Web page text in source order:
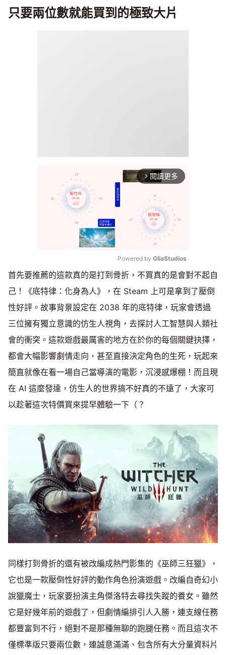
只要兩位數就能買到的極致大片
arrow_forward_ios 閱讀更多
Mute
Powered by GliaStudios
首先要推薦的這款真的是打到骨折，不買真的是會對不起自
己！《底特律：化身為人》，在 Steam 上可是拿到了壓倒
性好評。故事背景設定在 2038 年的底特律，玩家會透過
三位擁有獨立意識的仿生人視角，去探討人工智慧與人類社
會的衝突。這款遊戲最厲害的地方在於你的每個關鍵抉擇，
都會大幅影響劇情走向，甚至直接決定角色的生死，玩起來
簡直就像在看一場自己當導演的電影，沉浸感爆棚！而且現
在 AI 這麼發達，仿生人的世界搞不好真的不遠了，大家可
以趁著這次特價買來提早體驗一下（？
同樣打到骨折的還有被改編成熱門影集的《巫師三狂獵》，
它也是一款壓倒性好評的動作角色扮演遊戲。改編自奇幻小
說獵魔士，玩家要扮演主角傑洛特去尋找失蹤的養女。雖然
它是好幾年前的遊戲了，但劇情編排引人入勝，連支線任務
都豐富到不行，絕對不是那種無聊的跑腿任務。而且這次不
僅標準版只要兩位數，連誠意滿滿、包含所有大分量資料片